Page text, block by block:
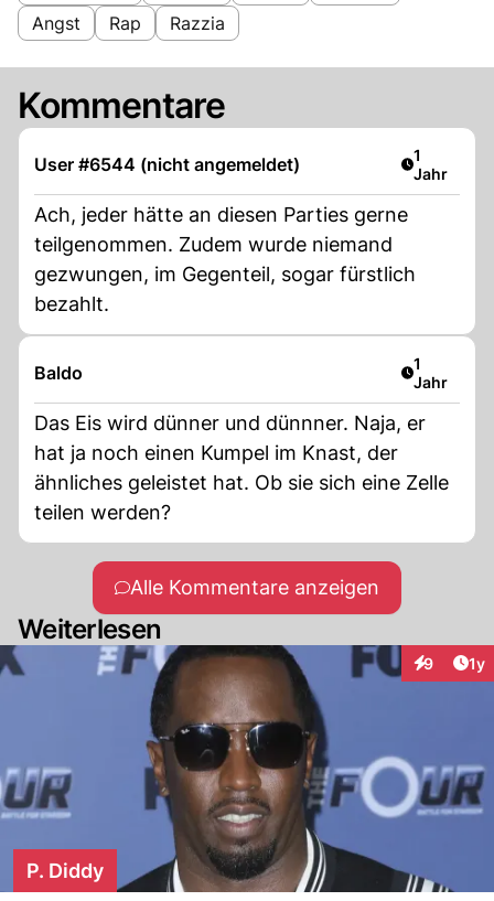
Angst Rap Razzia
Kommentare
User #6544 (nicht angemeldet) Artikel
1
Jahr
Ach, jeder hätte an diesen Parties gerne
teilgenommen. Zudem wurde niemand
gezwungen, im Gegenteil, sogar fürstlich
bezahlt.
Baldo Artikel
1
Jahr
Das Eis wird dünner und dünnner. Naja, er
hat ja noch einen Kumpel im Knast, der
ähnliches geleistet hat. Ob sie sich eine Zelle
teilen werden?
Alle Kommentare anzeigen
Weiterlesen
9 1y
P. Diddy